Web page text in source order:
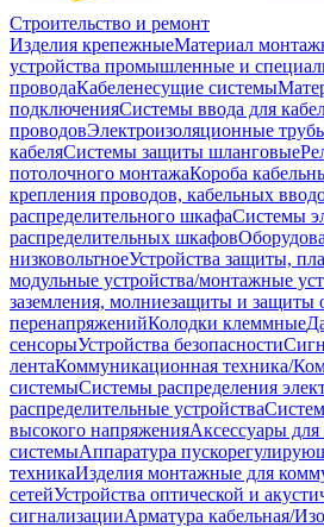
Строительство и ремонт
Изделия крепежныеМатериал
устройства промышленные и
проводаКабеленесущие системы
подключенияСистемы ввода для
проводовЭлектроизоляционные
кабеляСистемы защиты шланговые
потолочного монтажаКороба
крепления проводов, кабельных
распределительного шкафаСистемы
распределительных шкафов
низковольтноеУстройства защиты,
модульные устройства/монтажные
заземления, молниезащиты и защиты
перенапряженийКолодки клеммные
сенсорыУстройства безопасности
лентаКоммуникационная техника/
системыСистемы распределения
распределительные устройства
высокого напряженияАксессуары
системыАппаратура
техникаИзделия монтажные для
сетейУстройства оптической и
сигнализацииАрматура кабельная/